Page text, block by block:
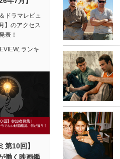
ドラマレビュ
】のアクセス
表！
, ランキ
第10回】
働く映画鑑